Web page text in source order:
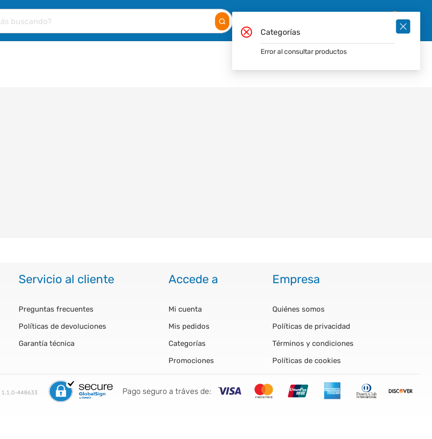
Servicio al cliente
Preguntas frecuentes
Políticas de devoluciones
Garantía técnica
Accede a
Mi cuenta
Mis pedidos
Categorías
Promociones
Empresa
Quiénes somos
Políticas de privacidad
Términos y condiciones
Políticas de cookies
1.1.0-448633 Pago seguro a tráves de:
Categorías
Error al consultar productos